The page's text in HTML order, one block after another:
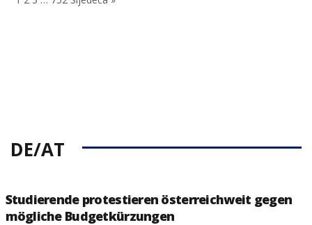
DE/AT
Studierende protestieren österreichweit gegen
mögliche Budgetkürzungen